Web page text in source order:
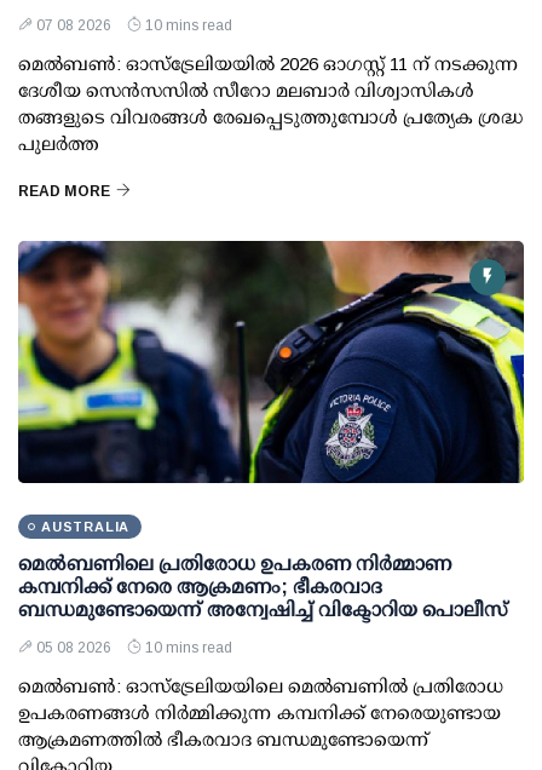
07 08 2026 10 mins read
മെൽബൺ: ഓസ്ട്രേലിയയിൽ 2026 ഓഗസ്റ്റ് 11 ന് നടക്കുന്ന
ദേശീയ സെൻസസിൽ സീറോ മലബാർ വിശ്വാസികൾ
തങ്ങളുടെ വിവരങ്ങൾ രേഖപ്പെടുത്തുമ്പോൾ പ്രത്യേക ശ്രദ്ധ
പുലർത്ത
READ MORE
AUSTRALIA
മെല്‍ബണിലെ പ്രതിരോധ ഉപകരണ നിര്‍മ്മാണ
കമ്പനിക്ക് നേരെ ആക്രമണം; ഭീകരവാദ
ബന്ധമുണ്ടോയെന്ന് അന്വേഷിച്ച് വിക്ടോറിയ പൊലീസ്
05 08 2026 10 mins read
മെല്‍ബണ്‍: ഓസ്ട്രേലിയയിലെ മെല്‍ബണില്‍ പ്രതിരോധ
ഉപകരണങ്ങള്‍ നിര്‍മ്മിക്കുന്ന കമ്പനിക്ക് നേരെയുണ്ടായ
ആക്രമണത്തില്‍ ഭീകരവാദ ബന്ധമുണ്ടോയെന്ന്